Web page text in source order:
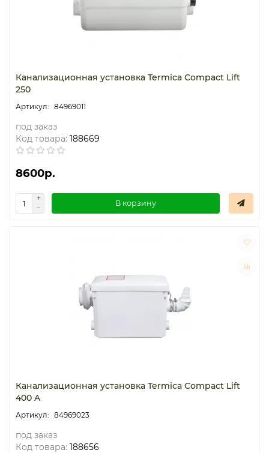
Канализационная установка Termica Compact Lift
250
84969011
под заказ
Код товара: 188669
8600р.
В корзину
Канализационная установка Termica Compact Lift
400 A
84969023
под заказ
Код товара: 188656